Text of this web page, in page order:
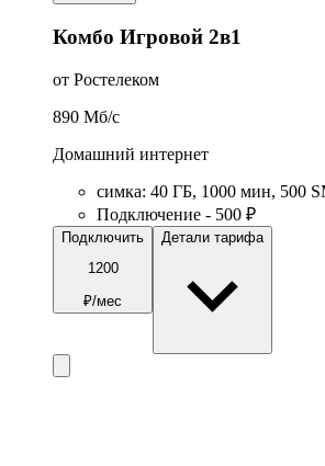
Комбо Игровой 2в1
от Ростелеком
890 Мб/c
Домашний интернет
симка: 40 ГБ, 1000 мин, 500
Подключение - 500 ₽
Подключить
1200
₽/мес
Детали тарифа